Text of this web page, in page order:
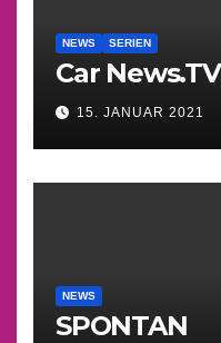
NEWS SERIEN
Car News.TV
15. JANUAR 2021
NEWS
SPONTAN